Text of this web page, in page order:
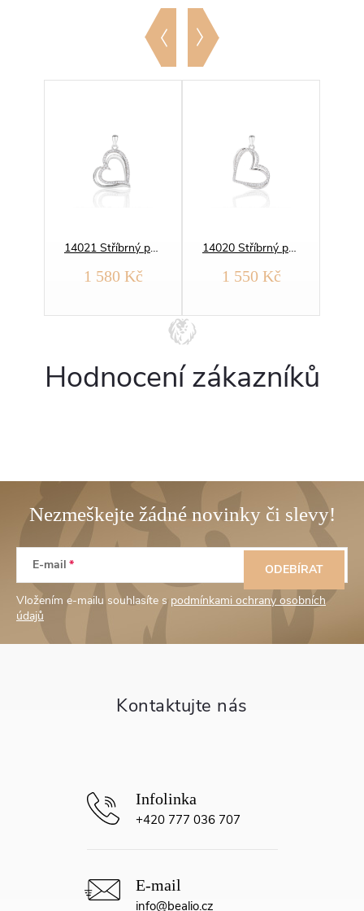
14021 Stříbrný přívěsek SRDCE
1 580 Kč
14020 Stříbrný přívěsek SRDCE
1 550 Kč
Hodnocení zákazníků
Z
p
E-mail
Vložením e-mailu souhlasíte s podmínkami ochrany osobních
údajů
ODEBÍRAT
info@bealio.cz
+420 777 036 707